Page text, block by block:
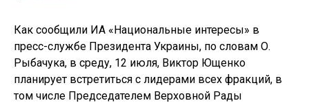
Как сообщили ИА «Национальные интересы» в
пресс-службе Президента Украины, по словам О.
Рыбачука, в среду, 12 июля, Виктор Ющенко
планирует встретиться с лидерами всех фракций, в
том числе Председателем Верховной Рады